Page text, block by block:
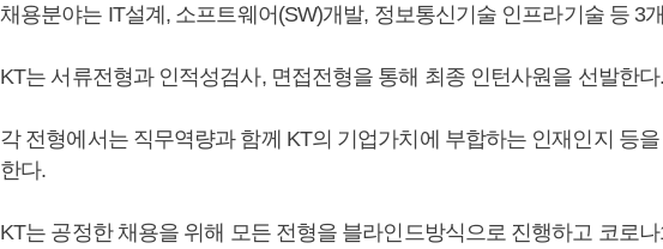
채용분야는 IT설계, 소프트웨어(SW)개발, 정보통신기술 인프라기술 등 3
KT는 서류전형과 인적성검사, 면접전형을 통해 최종 인턴사원을 선발한다.
각 전형에서는 직무역량과 함께 KT의 기업가치에 부합하는 인재인지 등
한다.
KT는 공정한 채용을 위해 모든 전형을 블라인드방식으로 진행하고 코로